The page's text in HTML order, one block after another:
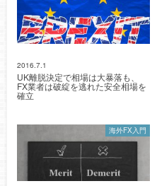
2016.7.1
UK離脱決定で相場は大暴落も、
FX業者は破綻を逃れた安全相場を
確立
海外FX入門